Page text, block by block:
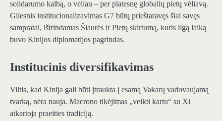
solidarumo kalbą, o vėliau – per platesnę globalių pietų vėliavą.
Gilesnis institucionalizavimas G7 būtų prieštaravęs šiai savęs
sampratai, ištrindamas Šiaurės ir Pietų skirtumą, kuris ilgą laiką
buvo Kinijos diplomatijos pagrindas.
Institucinis diversifikavimas
Viltis, kad Kinija gali būti įtraukta į esamą Vakarų vadovaujamą
tvarką, nėra nauja. Macrono tikėjimas „veikti kartu“ su Xi
atkartoja praeities tradiciją.